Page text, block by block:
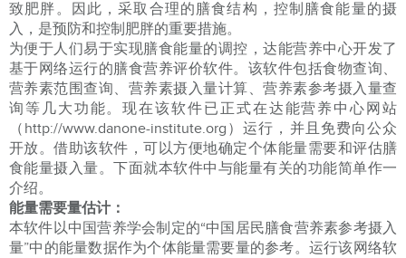
致肥胖。因此，采取合理的膳食结构，控制膳食能量的摄
入，是预防和控制肥胖的重要措施。
为便于人们易于实现膳食能量的调控，达能营养中心开发了
基于网络运行的膳食营养评价软件。该软件包括食物查询、
营养素范围查询、营养素摄入量计算、营养素参考摄入量查
询等几大功能。现在该软件已正式在达能营养中心网站
（http://www.danone-institute.org）运行，并且免费向公众
开放。借助该软件，可以方便地确定个体能量需要和评估膳
食能量摄入量。下面就本软件中与能量有关的功能简单作一
介绍。
能量需要量估计：
本软件以中国营养学会制定的“中国居民膳食营养素参考摄入
量”中的能量数据作为个体能量需要量的参考。运行该网络软